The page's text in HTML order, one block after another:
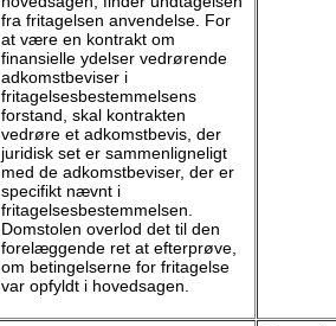
fra fritagelsen anvendelse. For
at være en kontrakt om
finansielle ydelser vedrørende
adkomstbeviser i
fritagelsesbestemmelsens
forstand, skal kontrakten
vedrøre et adkomstbevis, der
juridisk set er sammenligneligt
med de adkomstbeviser, der er
specifikt nævnt i
fritagelsesbestemmelsen.
Domstolen overlod det til den
forelæggende ret at efterprøve,
om betingelserne for fritagelse
var opfyldt i hovedsagen.